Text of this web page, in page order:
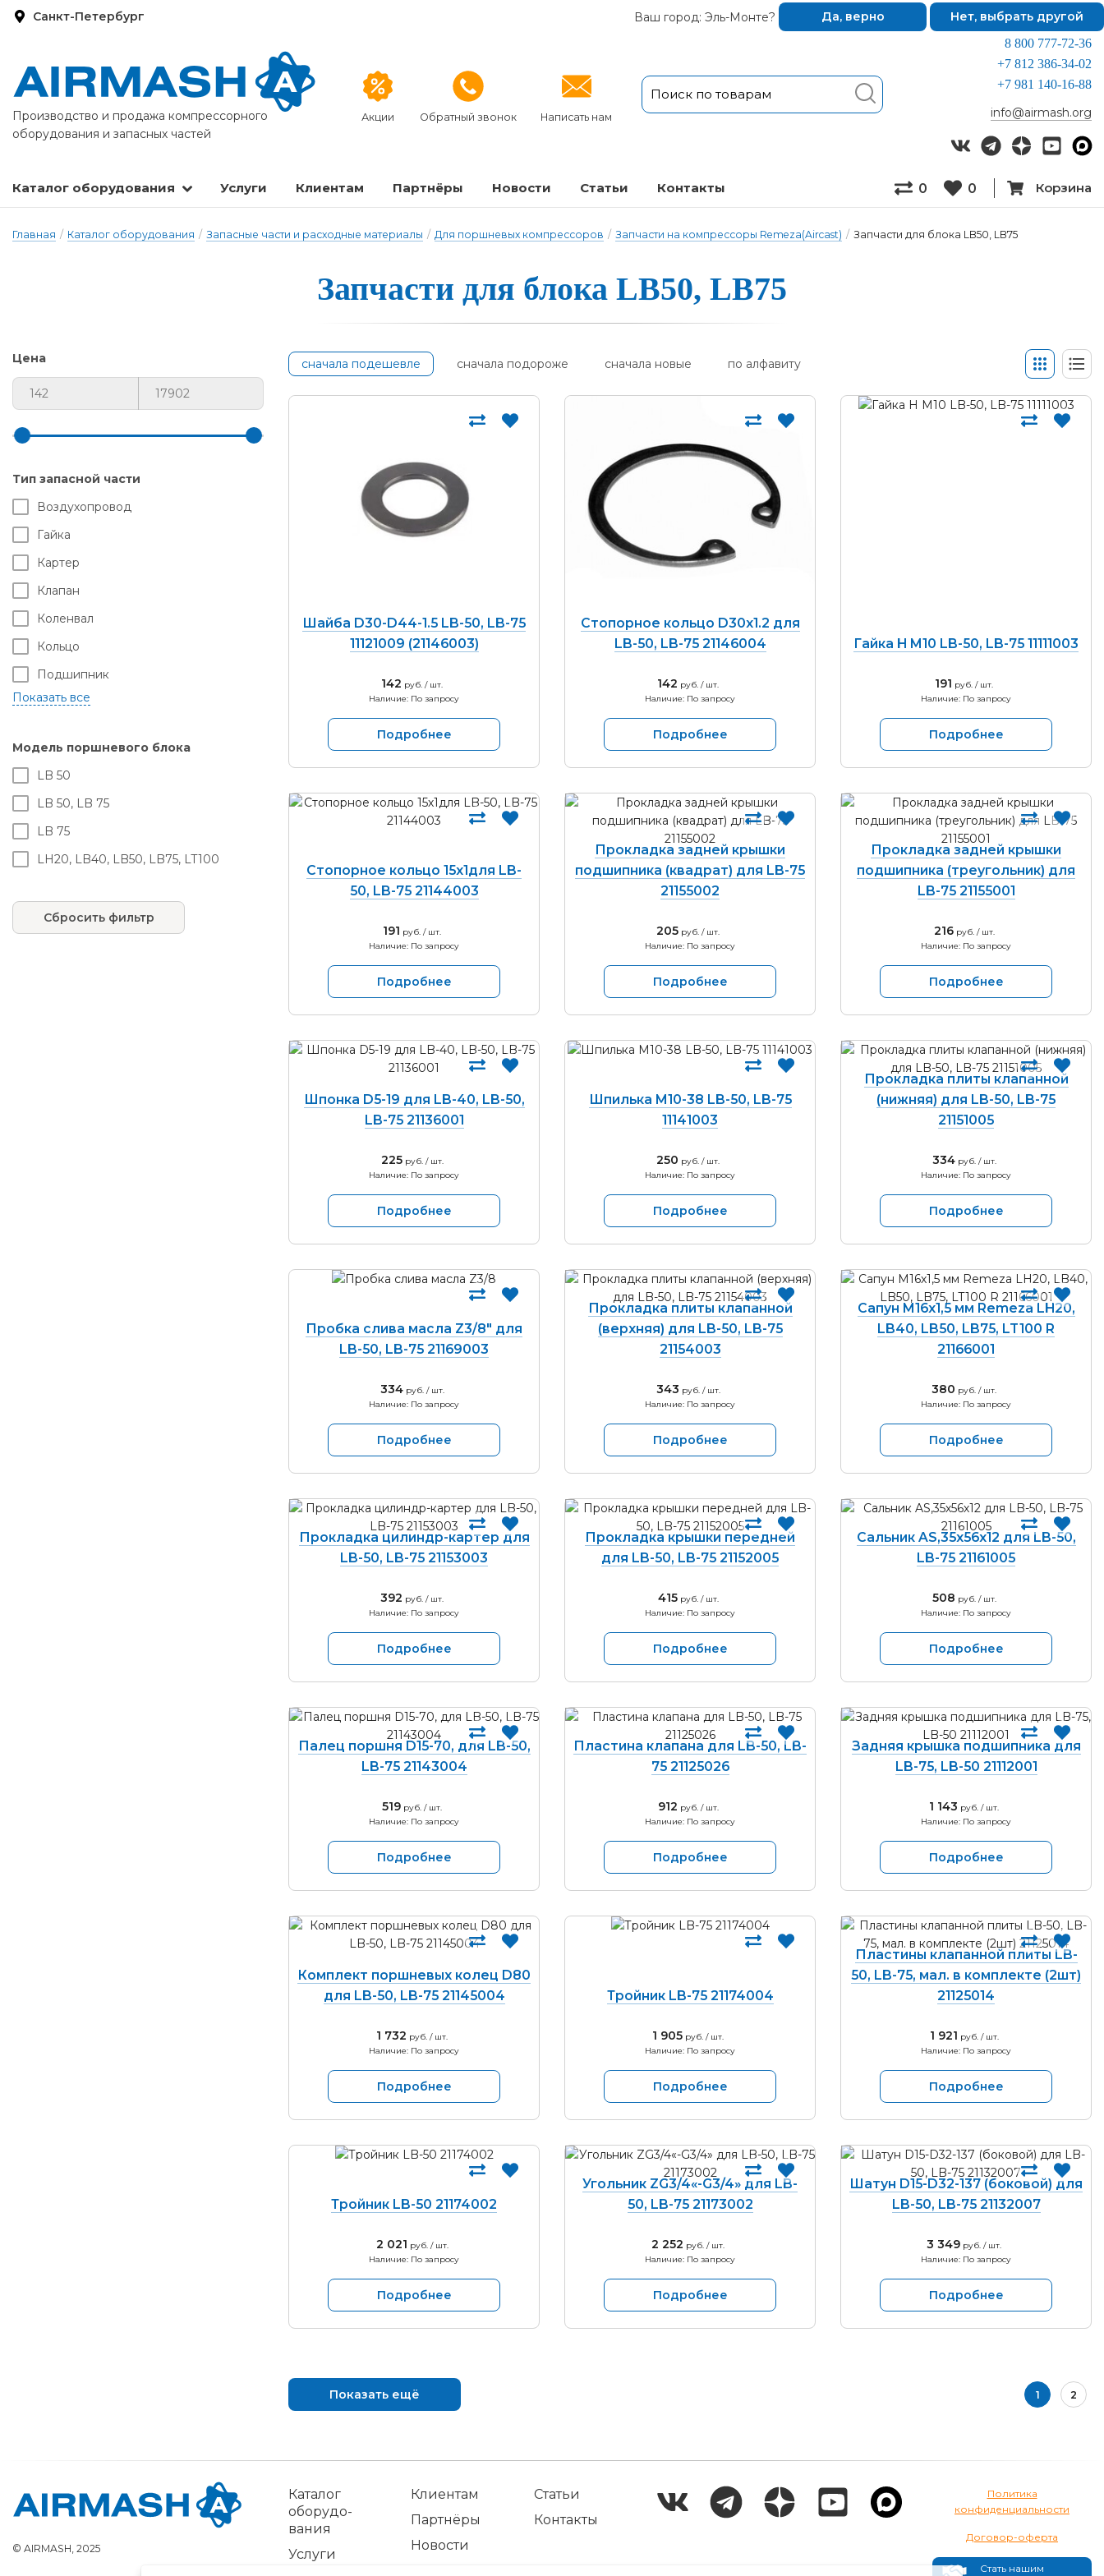
Санкт-Петербург Ваш город: Эль-Монте? Да, верно Нет, выбрать другой
Производство и продажа компрессорного
оборудования и запасных частей
Акции Обратный звонок Написать нам
8 800 777-72-36
+7 812 386-34-02
+7 981 140-16-88
info@airmash.org
Каталог оборудования Услуги Клиентам Партнёры Новости Статьи Кон­так­ты 0 0 Корзина
Главная / Каталог оборудования / Запасные части и расходные материалы / Для поршневых компрессоров / Запчасти на компрессоры Remeza(Aircast) / Запчасти для блока LB50, LB75
Запчасти для блока LB50, LB75
Цена
Тип запасной части
Воздухопровод
Гайка
Картер
Клапан
Коленвал
Кольцо
Подшипник
Поршень
Прокладка
Сапун
Угольник
Цилиндр
Шайба
Модель поршневого блока
LB 50
LB 50, LB 75
LB 75
LH20, LB40, LB50, LB75, LT100
Сбросить фильтр
сначала подешевле сначала подороже сначала новые по алфавиту
Шайба D30-D44-1.5 LB-50, LB-75
11121009 (21146003)
142 руб. / шт.
Наличие: По запросу
Подробнее
Стопорное кольцо D30х1.2 для
LB-50, LB-75 21146004
142 руб. / шт.
Наличие: По запросу
Подробнее
Гайка H M10 LB-50, LB-75 11111003
191 руб. / шт.
Наличие: По запросу
Подробнее
Стопорное кольцо 15х1для LB-
50, LB-75 21144003
191 руб. / шт.
Наличие: По запросу
Подробнее
Прокладка задней крышки
подшипника (квадрат) для LB-75
21155002
205 руб. / шт.
Наличие: По запросу
Подробнее
Прокладка задней крышки
подшипника (треугольник) для
LB-75 21155001
216руб. / шт.
Наличие: По запросу
Подробнее
Шпонка D5-19 для LB-40, LB-50,
LB-75 21136001
225руб. / шт.
Наличие: По запросу
Подробнее
Шпилька M10-38 LB-50, LB-75
11141003
250 руб. / шт.
Наличие: По запросу
Подробнее
Прокладка плиты клапанной
(нижняя) для LB-50, LB-75
21151005
334руб. / шт.
Наличие: По запросу
Подробнее
Пробка слива масла Z3/8" для
LB-50, LB-75 21169003
334руб. / шт.
Наличие: По запросу
Подробнее
Прокладка плиты клапанной
(верхняя) для LB-50, LB-75
21154003
343 руб. / шт.
Наличие: По запросу
Подробнее
Сапун M16х1,5 мм Remeza LH20,
LB40, LB50, LB75, LT100 R
21166001
380 руб. / шт.
Наличие: По запросу
Подробнее
Прокладка цилиндр-картер для
LB-50, LB-75 21153003
392 руб. / шт.
Наличие: По запросу
Подробнее
Прокладка крышки передней
для LB-50, LB-75 21152005
415руб. / шт.
Наличие: По запросу
Подробнее
Сальник AS,35х56х12 для LB-50,
LB-75 21161005
508 руб. / шт.
Наличие: По запросу
Подробнее
Палец поршня D15-70, для LB-50,
LB-75 21143004
519 руб. / шт.
Наличие: По запросу
Подробнее
Пластина клапана для LB-50, LB-
75 21125026
912 руб. / шт.
Наличие: По запросу
Подробнее
Задняя крышка подшипника для
LB-75, LB-50 21112001
1 143 руб. / шт.
Наличие: По запросу
Подробнее
Комплект поршневых колец D80
для LB-50, LB-75 21145004
1 732 руб. / шт.
Наличие: По запросу
Подробнее
Тройник LB-75 21174004
1 905 руб. / шт.
Наличие: По запросу
Подробнее
Пластины клапанной плиты LB-
50, LB-75, мал. в комплекте (2шт)
21125014
1 921 руб. / шт.
Наличие: По запросу
Подробнее
Тройник LB-50 21174002
2 021 руб. / шт.
Наличие: По запросу
Подробнее
Угольник ZG3/4«-G3/4» для LB-
50, LB-75 21173002
2 252 руб. / шт.
Наличие: По запросу
Подробнее
Шатун D15-D32-137 (боковой) для
LB-50, LB-75 21132007
3 349 руб. / шт.
Наличие: По запросу
Подробнее
Показать ещё 1 2
© AIRMASH, 2025
Каталог
обо­рудо­
вания
Услуги
Клиентам
Партнёры
Новости
Статьи
Контакты
Политика
конфиденциальности
Договор-оферта
Стать нашим